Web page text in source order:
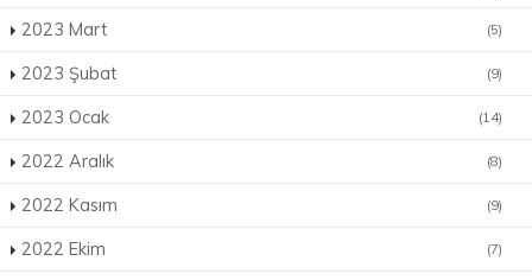
2023 Mart (5)
2023 Şubat (9)
2023 Ocak (14)
2022 Aralık (8)
2022 Kasım (9)
2022 Ekim (7)